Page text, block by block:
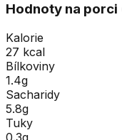
Hodnoty na porci
Kalorie
27 kcal
Bílkoviny
1.4g
Sacharidy
5.8g
Tuky
0.3g